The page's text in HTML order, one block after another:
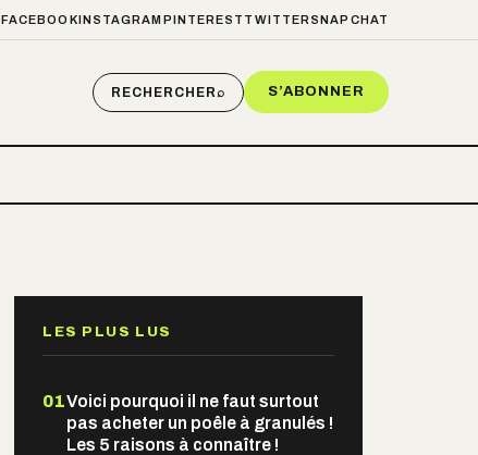
FACEBOOKINSTAGRAM PINTEREST TWITTER SNAPCHAT
RECHERCHER⌕ S’ABONNER
LES PLUS LUS
01Voici pourquoi il ne faut surtout
pas acheter un poêle à granulés !
Les 5 raisons à connaître !